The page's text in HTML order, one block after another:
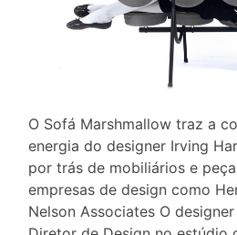
O Sofá Marshmallow traz a
energia do designer Irving
por trás de mobiliários e
empresas de design como
Nelson Associates O